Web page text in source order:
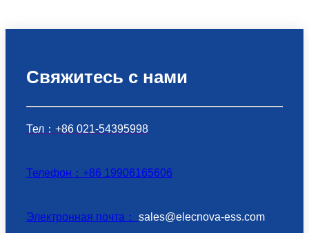
Свяжитесь с нами
Тел：+86 021-54395998
Телефон：+86 19906165606
Электронная почта： sales@elecnova-ess.com